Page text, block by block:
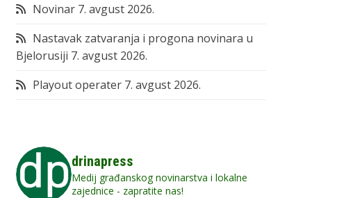
Novinar 7. avgust 2026.
Nastavak zatvaranja i progona novinara u
Bjelorusiji 7. avgust 2026.
Playout operater 7. avgust 2026.
drinapress
Medij građanskog novinarstva i lokalne
zajednice - zapratite nas!